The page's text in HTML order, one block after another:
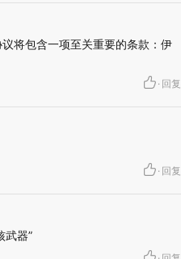
将包含一项至关重要的条款：伊
· 回复
· 回复
武器”